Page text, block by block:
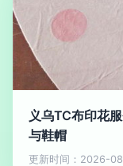
义乌TC布印花
与鞋帽
更新时间：2026-